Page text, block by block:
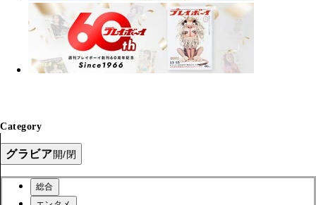
Category
グラビア開/閉
総合